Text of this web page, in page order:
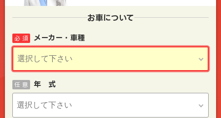
お車について
メーカー・車種
必 須
年 式
任 意